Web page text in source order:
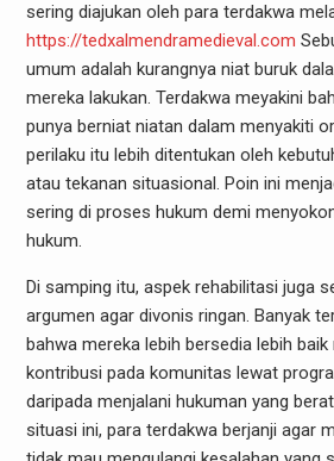
sering diajukan oleh para terdakwa
https://tedxalmendramedieval.com
umum adalah kurangnya niat buruk
mereka lakukan. Terdakwa meyakini
punya berniat niatan dalam menyakiti
perilaku itu lebih ditentukan oleh
atau tekanan situasional. Poin ini
sering di proses hukum demi
hukum.
Di samping itu, aspek rehabilitasi juga
argumen agar divonis ringan. Banyak
bahwa mereka lebih bersedia lebih
kontribusi pada komunitas lewat
daripada menjalani hukuman yang
situasi ini, para terdakwa berjanji agar